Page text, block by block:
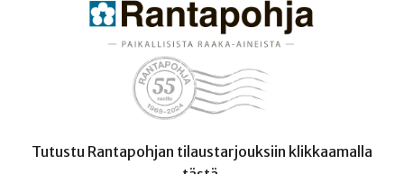
Tutustu Rantapohjan tilaustarjouksiin klikkaamalla